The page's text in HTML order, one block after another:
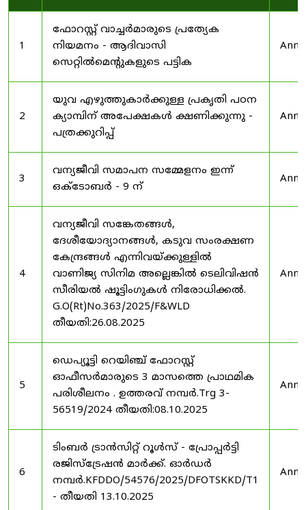
1
ഫോറസ്റ്റ് വാച്ചർമാരുടെ പ്രത്യേക
നിയമനം - ആദിവാസി
സെറ്റിൽമെന്റുകളുടെ പട്ടിക
2
യുവ എഴുത്തുകാർക്കുള്ള പ്രകൃതി പഠന
ക്യാമ്പിന് അപേക്ഷകൾ ക്ഷണിക്കുന്നു -
പത്രക്കുറിപ്പ്
3
വന്യജീവി സമാപന സമ്മേളനം ഇന്ന്
ഒക്ടോബർ - 9 ന്
4
വന്യജീവി സങ്കേതങ്ങൾ,
ദേശീയോദ്യാനങ്ങൾ, കടുവ സംരക്ഷണ
കേന്ദ്രങ്ങൾ എന്നിവയ്ക്കുള്ളിൽ
വാണിജ്യ സിനിമ അല്ലെങ്കിൽ ടെലിവിഷൻ
സീരിയൽ ഷൂട്ടിംഗുകൾ നിരോധിക്കൽ.
G.O(Rt)No.363/2025/F&WLD
തീയതി:26.08.2025
5
ഡെപ്യൂട്ടി റെയിഞ്ച് ഫോറസ്റ്റ്
ഓഫീസർമാരുടെ 3 മാസത്തെ പ്രാഥമിക
പരിശീലനം . ഉത്തരവ് നമ്പർ.Trg 3-
56519/2024 തീയതി:08.10.2025
6
ടിംബർ ട്രാൻസിറ്റ് റൂൾസ് - പ്രോപ്പർട്ടി
രജിസ്ട്രേഷൻ മാർക്ക്. ഓർഡർ
നമ്പർ.KFDDO/54576/2025/DFOTSKKD/T1
- തീയതി 13.10.2025